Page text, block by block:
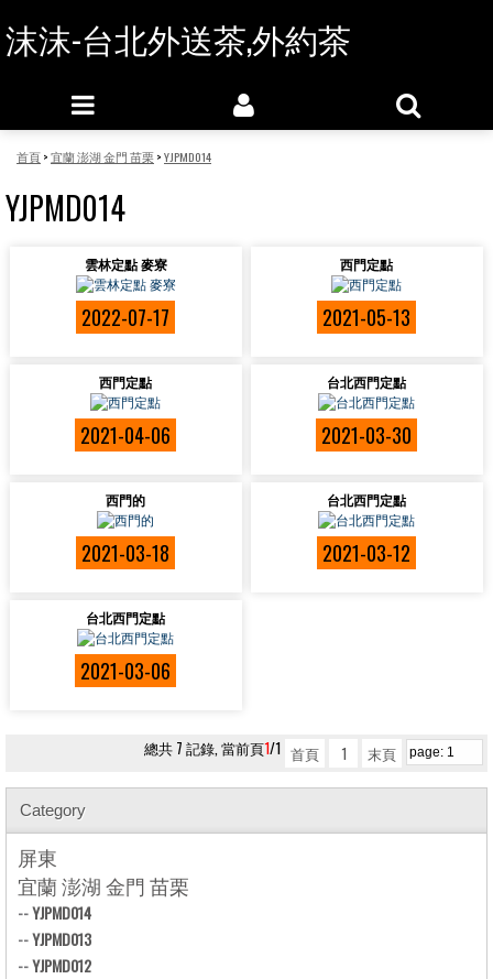
沫沫-台北外送茶,外約茶
首頁>宜蘭 澎湖 金門 苗栗>YJPMD014
YJPMD014
雲林定點 麥寮
2022-07-17
西門定點
2021-05-13
西門定點
2021-04-06
台北西門定點
2021-03-30
西門的
2021-03-18
台北西門定點
2021-03-12
台北西門定點
2021-03-06
總共 7 記錄, 當前頁1/1 首頁 1 末頁
Category
屏東
宜蘭 澎湖 金門 苗栗
--YJPMD014
--YJPMD013
--YJPMD012